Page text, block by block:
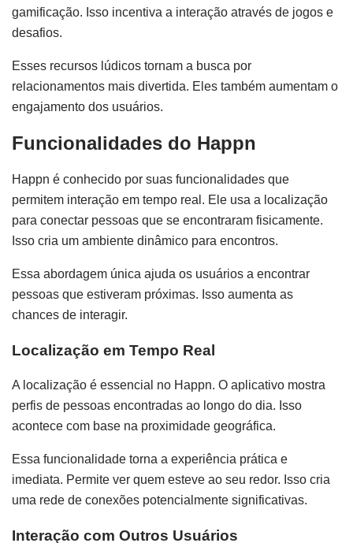
gamificação. Isso incentiva a interação através de jogos e
desafios.
Esses recursos lúdicos tornam a busca por
relacionamentos mais divertida. Eles também aumentam o
engajamento dos usuários.
Funcionalidades do Happn
Happn é conhecido por suas funcionalidades que
permitem interação em tempo real. Ele usa a localização
para conectar pessoas que se encontraram fisicamente.
Isso cria um ambiente dinâmico para encontros.
Essa abordagem única ajuda os usuários a encontrar
pessoas que estiveram próximas. Isso aumenta as
chances de interagir.
Localização em Tempo Real
A localização é essencial no Happn. O aplicativo mostra
perfis de pessoas encontradas ao longo do dia. Isso
acontece com base na proximidade geográfica.
Essa funcionalidade torna a experiência prática e
imediata. Permite ver quem esteve ao seu redor. Isso cria
uma rede de conexões potencialmente significativas.
Interação com Outros Usuários